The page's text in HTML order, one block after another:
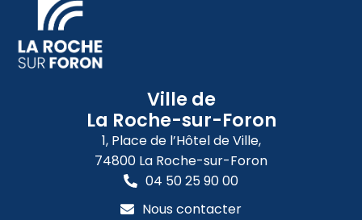
Ville de
La Roche-sur-Foron
1, Place de l’Hôtel de Ville,
74800 La Roche-sur-Foron
04 50 25 90 00
Nous contacter